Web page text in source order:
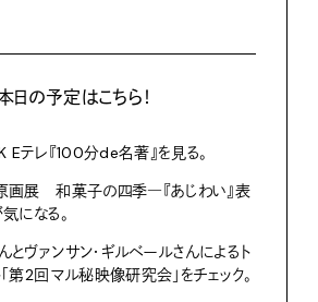
日の予定はこちら！
テレ『100分de名著』を見る。
画展 和菓子の四季―『あじわい』表
になる。
とヴァンサン・ギルベールさんによるト
第2回マル秘映像研究会」をチェック。